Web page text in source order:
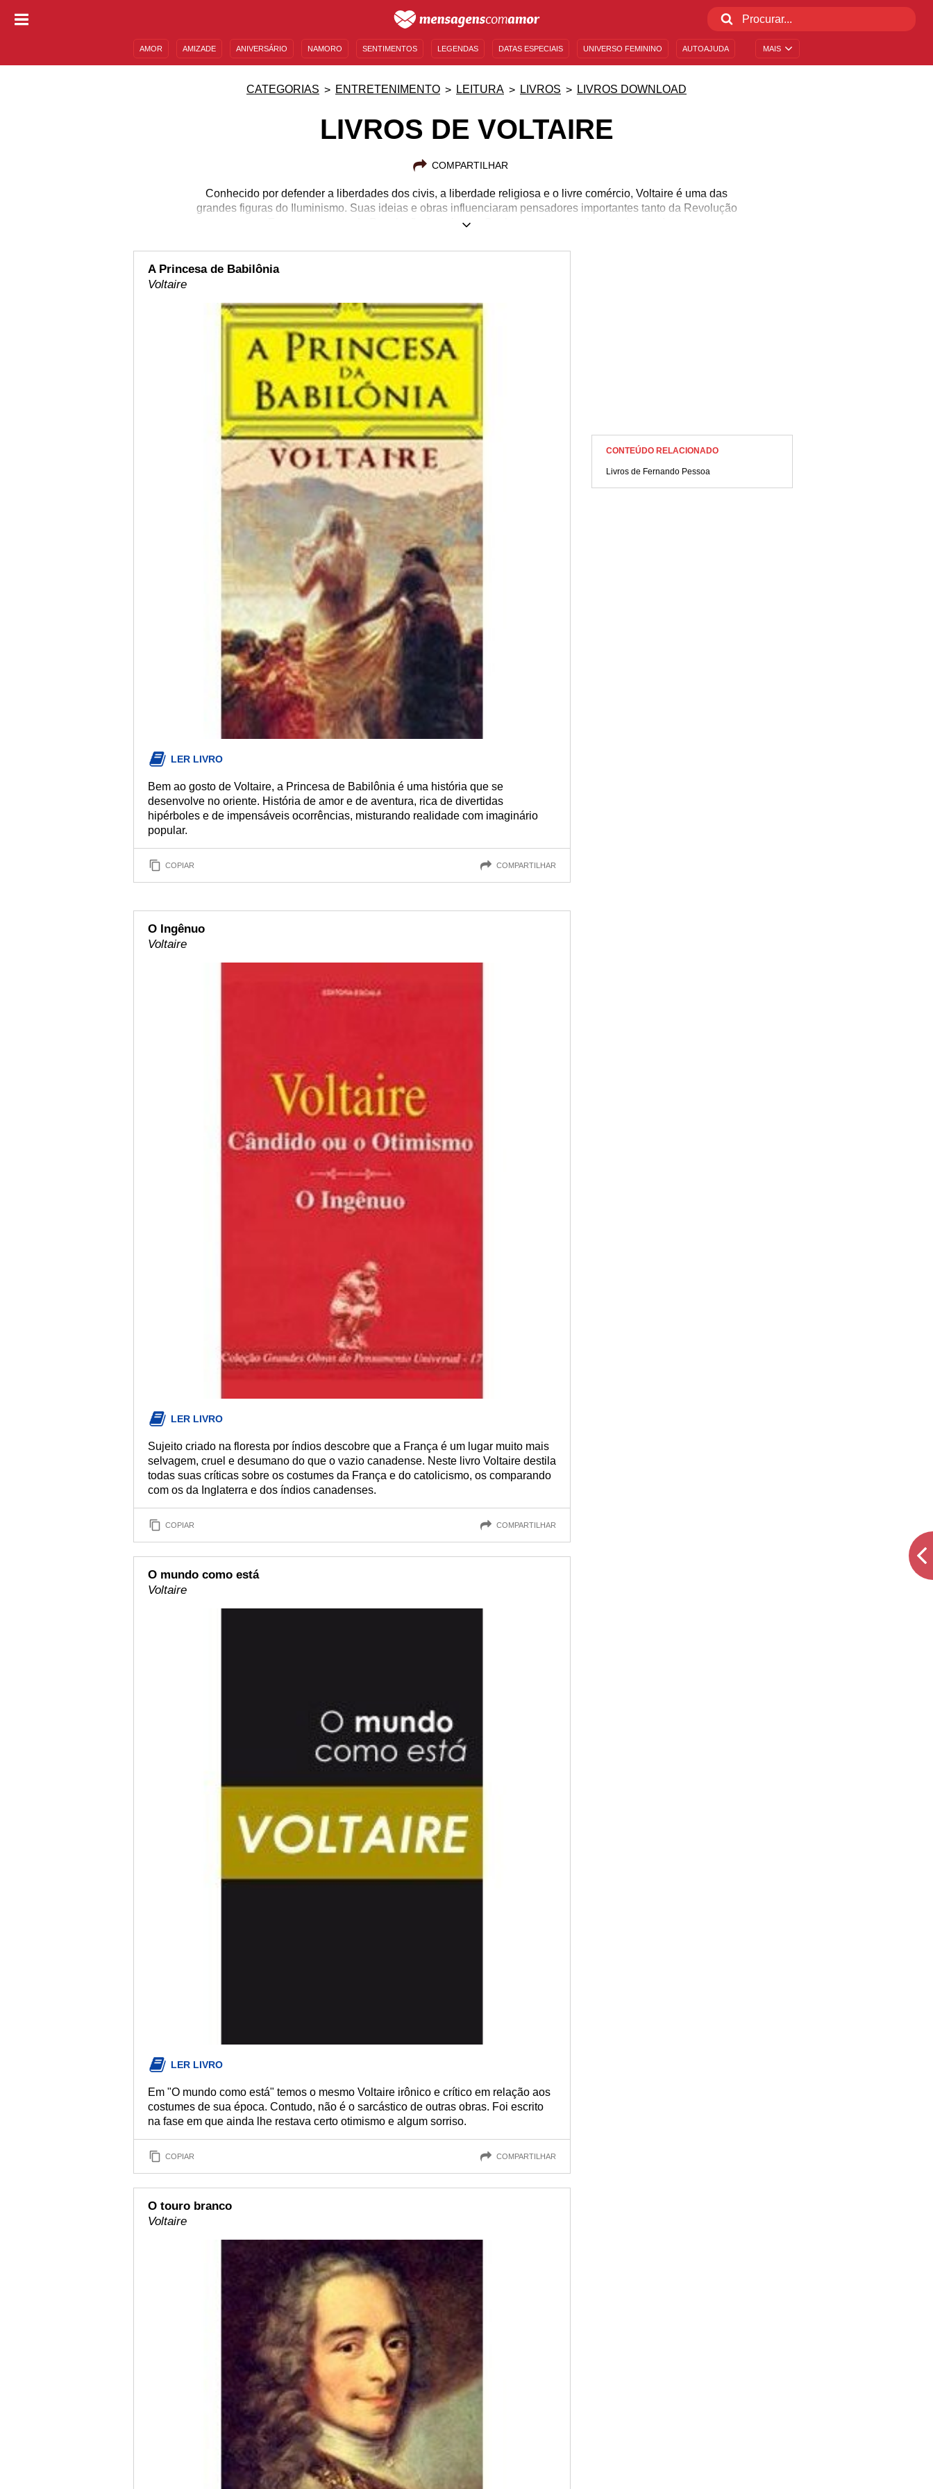
MAIS
AMOR AMIZADE ANIVERSÁRIO NAMORO SENTIMENTOS LEGENDAS DATAS ESPECIAIS UNIVERSO FEMININO AUTOAJUDA
CATEGORIAS ENTRETENIMENTO LEITURA LIVROS LIVROS DOWNLOAD
LIVROS DE VOLTAIRE
COMPARTILHAR
Conhecido por defender a liberdades dos civis, a liberdade religiosa e o livre comércio, Voltaire é uma das
grandes figuras do Iluminismo. Suas ideias e obras influenciaram pensadores importantes tanto da Revolução
Francesa quanto da Revolução Americana. Conheça um pouco do que ele criou!
A Princesa de Babilônia
Voltaire
LER LIVRO
Bem ao gosto de Voltaire, a Princesa de Babilônia é uma história que se
desenvolve no oriente. História de amor e de aventura, rica de divertidas
hipérboles e de impensáveis ocorrências, misturando realidade com imaginário
popular.
COPIAR COMPARTILHAR
O Ingênuo
Voltaire
LER LIVRO
Sujeito criado na floresta por índios descobre que a França é um lugar muito mais
selvagem, cruel e desumano do que o vazio canadense. Neste livro Voltaire destila
todas suas críticas sobre os costumes da França e do catolicismo, os comparando
com os da Inglaterra e dos índios canadenses.
COPIAR COMPARTILHAR
O mundo como está
Voltaire
LER LIVRO
Em "O mundo como está" temos o mesmo Voltaire irônico e crítico em relação aos
costumes de sua época. Contudo, não é o sarcástico de outras obras. Foi escrito
na fase em que ainda lhe restava certo otimismo e algum sorriso.
COPIAR COMPARTILHAR
O touro branco
Voltaire
CONTEÚDO RELACIONADO
Livros de Fernando Pessoa